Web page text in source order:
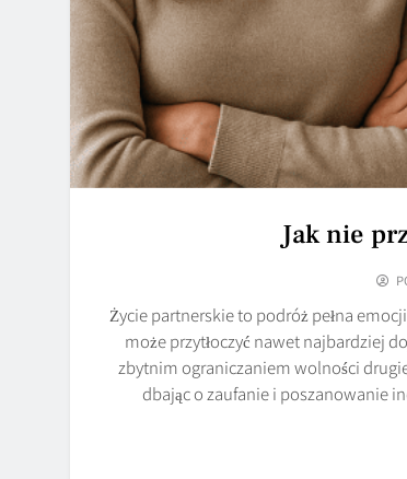
Jak nie
Życie partnerskie to podróż pełna
może przytłoczyć nawet najbardziej
zbytnim ograniczaniem wolności
dbając o zaufanie i poszanowanie